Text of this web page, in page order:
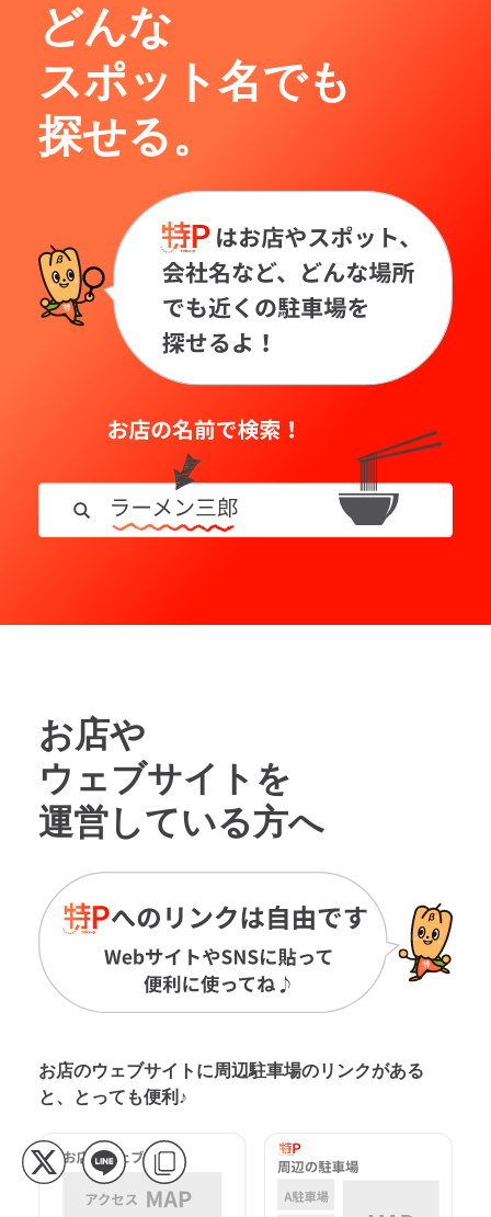
どんな
スポット名でも
探せる。
お店や
ウェブサイトを
運営している方へ
お店のウェブサイトに周辺駐車場のリンクがある
と、とっても便利♪